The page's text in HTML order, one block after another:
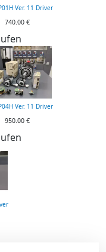
Ver. 11 Driver
740.00 €
Ver. 11 Driver
950.00 €